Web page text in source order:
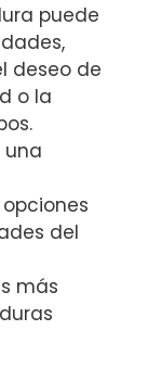
puede
deseo de
o la
una
del
más